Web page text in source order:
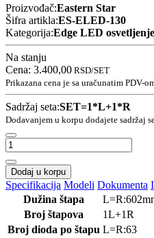
Proizvođač:Eastern Star
Šifra artikla:ES-ELED-130
Kategorija:Edge LED osvetljenje
Na stanju
Cena: 3.400,00 RSD/SET
Prikazana cena je sa uračunatim PDV-
Sadržaj seta:SET=1*L+1*R
Dodavanjem u korpu dodajete sadržaj
Dodaj u korpu
Specifikacija Modeli Dokumenta
Dužina štapa
Broj štapova
1L+1R
Broj dioda po štapu L=R:63